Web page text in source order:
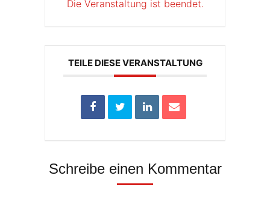
Die Veranstaltung ist beendet.
TEILE DIESE VERANSTALTUNG
Schreibe einen Kommentar